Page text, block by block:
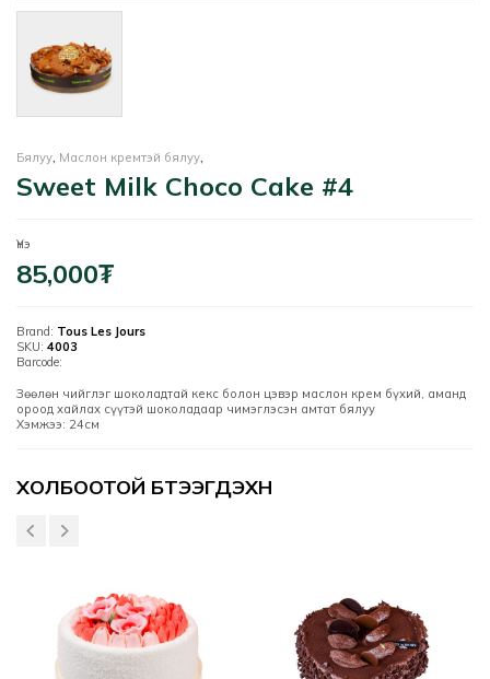
Бялуу, Маслон кремтэй бялуу,
Sweet Milk Choco Cake #4
Үнэ
85,000₮
Brand: Tous Les Jours
SKU: 4003
Barcode:
Зөөлөн чийглэг шоколадтай кекс болон цэвэр маслон крем бүхий, аманд
ороод хайлах сүүтэй шоколадаар чимэглэсэн амтат бялуу
Хэмжээ: 24см
Үзүүлэлтүүд
ХОЛБООТОЙ БҮТЭЭГДЭХҮҮН